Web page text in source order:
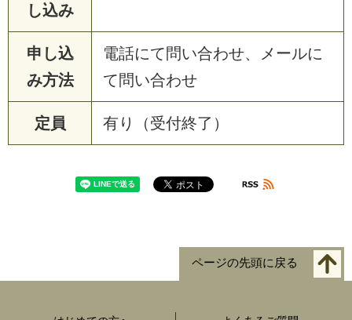
し込み
申し込
み方法
電話にて問い合わせ、メールに
て問い合わせ
定員 有り（受付終了）
ページの先頭に戻る